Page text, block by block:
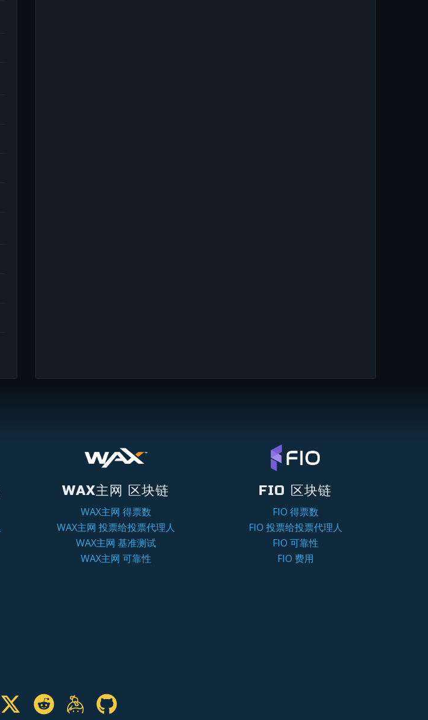
WAX主网 区块链
WAX主网 得票数
WAX主网 投票给投票代理人
WAX主网 基准测试
WAX主网 可靠性
FIO 区块链
FIO 得票数
FIO 投票给投票代理人
FIO 可靠性
FIO 费用